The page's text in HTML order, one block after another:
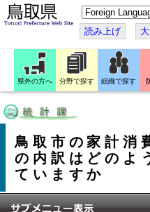
こ
の
ペ
ー
ジ
翻
訳
す
読み上げ 大
県外の方へ 分野で探す 組織で探す
鳥取市の家計消
の内訳はどのよ
ていますか